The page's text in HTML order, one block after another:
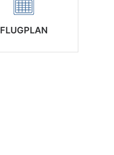
FLUGPLAN